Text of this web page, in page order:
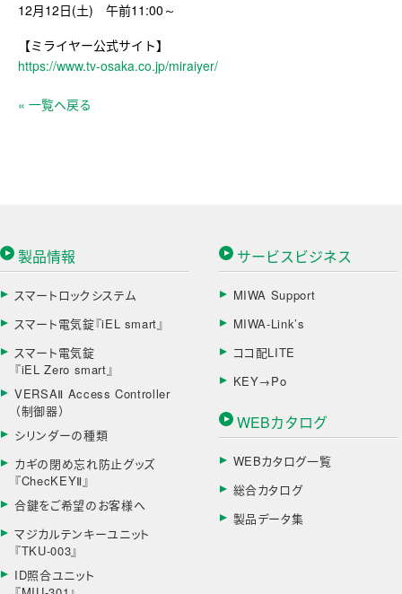
12月12日(土) 午前11:00～
【ミライヤー公式サイト】
https://www.tv-osaka.co.jp/miraiyer/
« 一覧へ戻る
製品情報
スマートロックシステム
スマート電気錠『iEL smart』
スマート電気錠
『iEL Zero smart』
VERSAⅡ Access Controller
（制御器）
シリンダーの種類
カギの閉め忘れ防止グッズ
『ChecKEYⅡ』
合鍵をご希望のお客様へ
マジカルテンキーユニット
『TKU-003』
ID照合ユニット
サービスビジネス
MIWA Support
MIWA-Link’s
ココ配LITE
KEY→Po
WEBカタログ
WEBカタログ一覧
総合カタログ
製品データ集